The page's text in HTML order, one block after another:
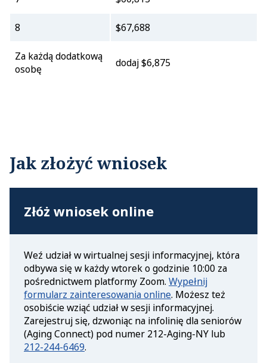
8 $67,688
Za każdą dodatkową
osobę
dodaj $6,875
Jak złożyć wniosek
Złóż wniosek online
Weź udział w wirtualnej sesji informacyjnej, która
odbywa się w każdy wtorek o godzinie 10:00 za
pośrednictwem platformy Zoom. Wypełnij
formularz zainteresowania online. Możesz też
osobiście wziąć udział w sesji informacyjnej.
Zarejestruj się, dzwoniąc na infolinię dla seniorów
(Aging Connect) pod numer 212-Aging-NY lub
212-244-6469.